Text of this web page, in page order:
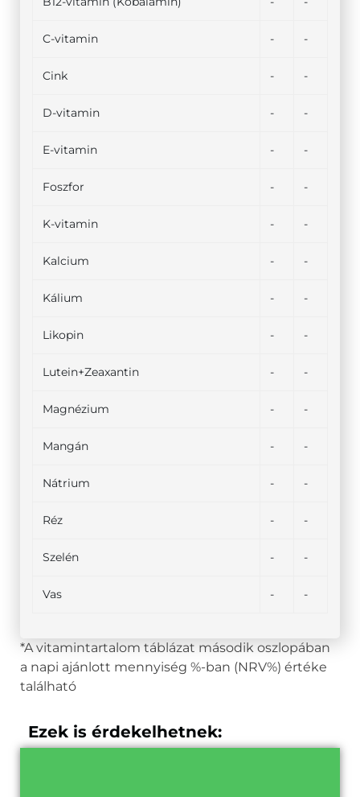
C-vitamin - -
Cink - -
D-vitamin - -
E-vitamin - -
Foszfor - -
K-vitamin - -
Kalcium - -
Kálium - -
Likopin - -
Lutein+Zeaxantin - -
Magnézium - -
Mangán - -
Nátrium - -
Réz - -
Szelén - -
Vas - -
*A vitamintartalom táblázat második oszlopában
a napi ajánlott mennyiség %-ban (NRV%) értéke
található
Ezek is érdekelhetnek: